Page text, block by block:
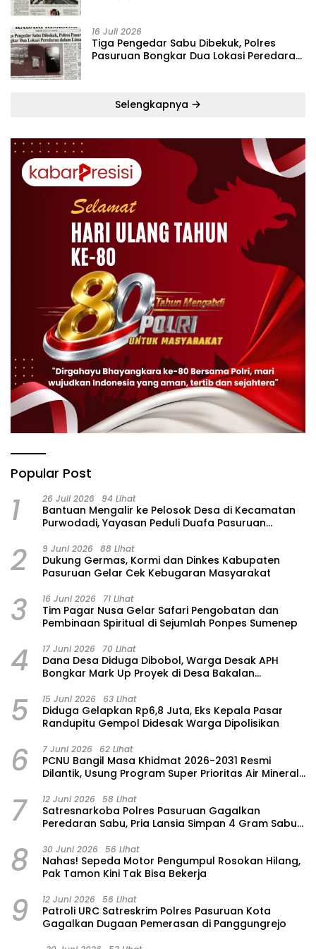
16 Juli 2026
Tiga Pengedar Sabu Dibekuk, Polres
Pasuruan Bongkar Dua Lokasi Peredaran
Selengkapnya
Popular Post
1 26 Juli 2026 94 Lihat
‎Bantuan Mengalir ke Pelosok Desa di Kecamatan
Purwodadi, Yayasan Peduli Duafa Pasuruan
2 9 Juni 2026 88 Lihat
Dukung Germas, Kormi dan Dinkes Kabupaten
Pasuruan Gelar Cek Kebugaran Masyarakat
3 16 Juni 2026 71 Lihat
Tim Pagar Nusa Gelar Safari Pengobatan dan
Pembinaan Spiritual di Sejumlah Ponpes Sumenep
4 17 Juni 2026 70 Lihat
Dana Desa Diduga Dibobol, Warga Desak APH
Bongkar Mark Up Proyek di Desa Bakalan
5 15 Juni 2026 63 Lihat
‎Diduga Gelapkan Rp6,8 Juta, Eks Kepala Pasar
Randupitu Gempol Didesak Warga Dipolisikan
6 7 Juni 2026 62 Lihat
‎PCNU Bangil Masa Khidmat 2026-2031 Resmi
Dilantik, Usung Program Super Prioritas Air Mineral
7 12 Juni 2026 58 Lihat
Satresnarkoba Polres Pasuruan Gagalkan
Peredaran Sabu, Pria Lansia Simpan 4 Gram Sabu
8 30 Juni 2026 56 Lihat
‎Nahas! Sepeda Motor Pengumpul Rosokan Hilang,
Pak Tamon Kini Tak Bisa Bekerja
9 12 Juni 2026 56 Lihat
Patroli URC Satreskrim Polres Pasuruan Kota
Gagalkan Dugaan Pemerasan di Panggungrejo